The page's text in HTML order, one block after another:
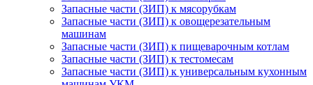
Запасные части (ЗИП) к мясорубкам
Запасные части (ЗИП) к овощерезательным
машинам
Запасные части (ЗИП) к пищеварочным котлам
Запасные части (ЗИП) к тестомесам
Запасные части (ЗИП) к универсальным кухонным